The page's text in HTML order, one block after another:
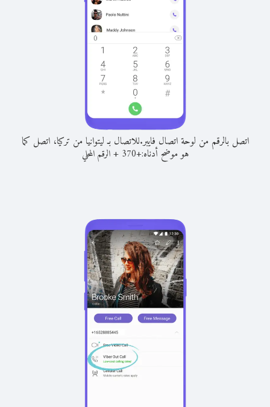
اتصل بالرقم من لوحة اتصال فايبر.للاتصال بـ ليتوانيا من تركيا، اتصل كما
هو موضح أدناه:+
370
+الرقم المحلي